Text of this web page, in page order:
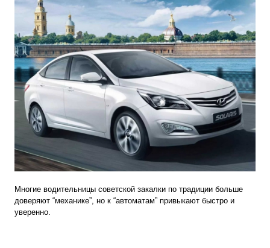
Многие водительницы советской закалки по традиции больше
доверяют “механике”, но к “автоматам” привыкают быстро и
уверенно.